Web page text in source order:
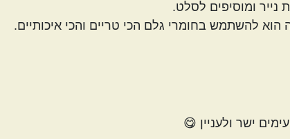
ומוסיפים לסלט.
להשתמש בחומרי גלם הכי טריים והכי איכותיים.
ישר ולעניין 😋